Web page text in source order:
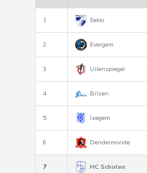
1 Eeklo
2 Evergem
3 Uilenspiegel
4 Bilzen
5 Izegem
6 Dendermonde
7 HC Schoten